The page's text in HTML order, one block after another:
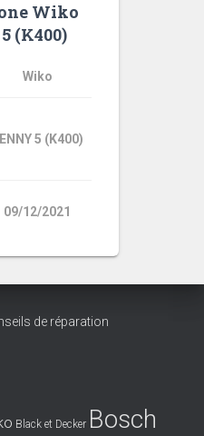
Wiko
(K400)
Wiko
5 (K400)
09/12/2021
de réparation
Black et Decker Bosch